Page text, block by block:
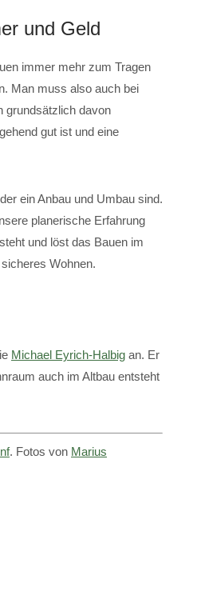
und Geld
immer mehr zum Tragen
Man muss also auch bei
grundsätzlich davon
gut ist und eine
ein Anbau und Umbau sind.
planerische Erfahrung
und löst das Bauen im
Wohnen.
Michael Eyrich-Halbig an. Er
auch im Altbau entsteht
. Fotos von Marius